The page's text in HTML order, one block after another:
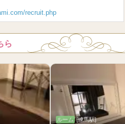
recruit.php
ら
ルーム [練馬駅]